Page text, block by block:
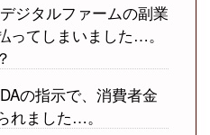
ジタルファームの副業
ってしまいました…。
の指示で、消費者金
れました…。